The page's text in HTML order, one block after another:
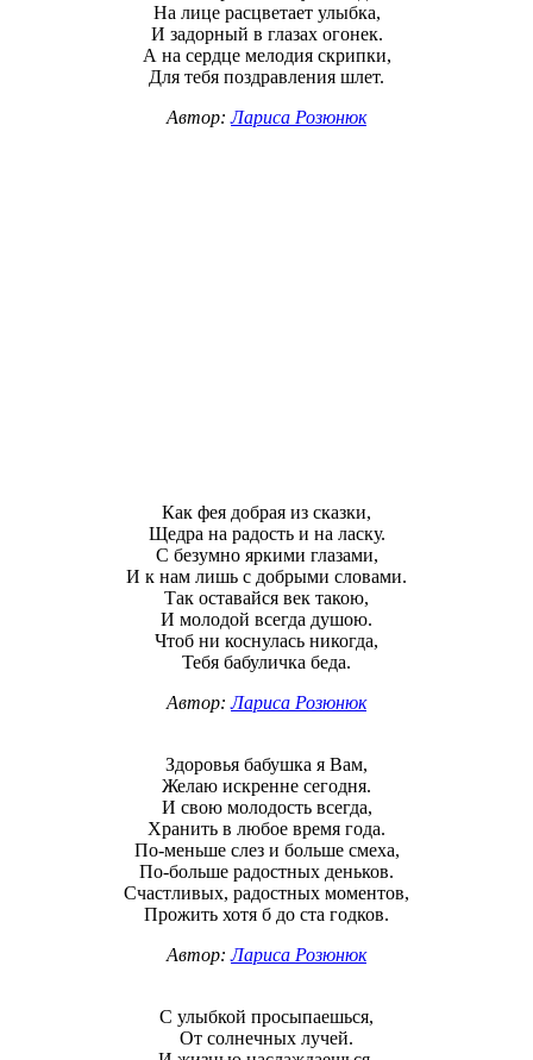
На лице расцветает улыбка,
И задорный в глазах огонек.
А на сердце мелодия скрипки,
Для тебя поздравления шлет.
Автор:Лариса Розюнюк
Как фея добрая из сказки,
Щедра на радость и на ласку.
С безумно яркими глазами,
И к нам лишь с добрыми словами.
Так оставайся век такою,
И молодой всегда душою.
Чтоб ни коснулась никогда,
Тебя бабуличка беда.
Автор:Лариса Розюнюк
Здоровья бабушка я Вам,
Желаю искренне сегодня.
И свою молодость всегда,
Хранить в любое время года.
По-меньше слез и больше смеха,
По-больше радостных деньков.
Счастливых, радостных моментов,
Прожить хотя б до ста годков.
Автор:Лариса Розюнюк
С улыбкой просыпаешься,
От солнечных лучей.